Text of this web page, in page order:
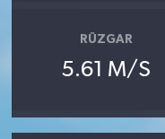
RÜZGAR
5.61 M/S